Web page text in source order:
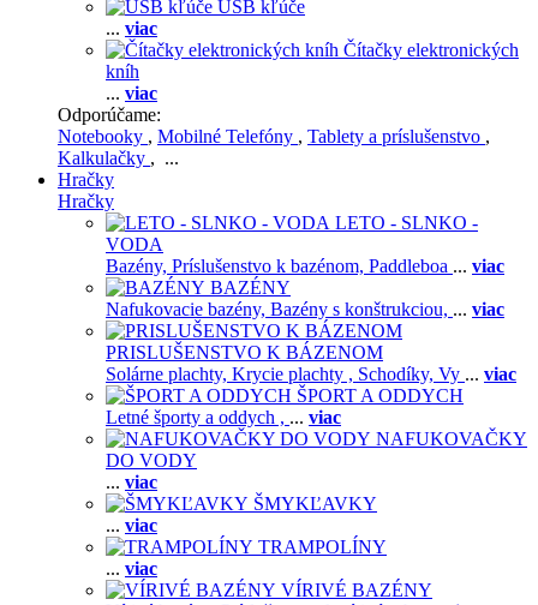
USB kľúče
... viac
Čítačky elektronických
kníh
... viac
Odporúčame:
Notebooky , Mobilné Telefóny , Tablety a príslušenstvo ,
Kalkulačky , ...
Hračky
Hračky
LETO - SLNKO -
VODA
Bazény, Príslušenstvo k bazénom, Paddleboa ... viac
BAZÉNY
Nafukovacie bazény, Bazény s konštrukciou, ... viac
PRISLUŠENSTVO K BÁZENOM
Solárne plachty, Krycie plachty , Schodíky, Vy ... viac
ŠPORT A ODDYCH
Letné športy a oddych , ... viac
NAFUKOVAČKY
DO VODY
... viac
ŠMYKĽAVKY
... viac
TRAMPOLÍNY
... viac
VÍRIVÉ BAZÉNY